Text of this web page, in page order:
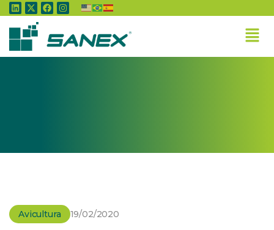
Home » Avicultura »
ABPA propõe criação de sistema de prevenção à
Influenza Aviária interpaíses
Avicultura 19/02/2020